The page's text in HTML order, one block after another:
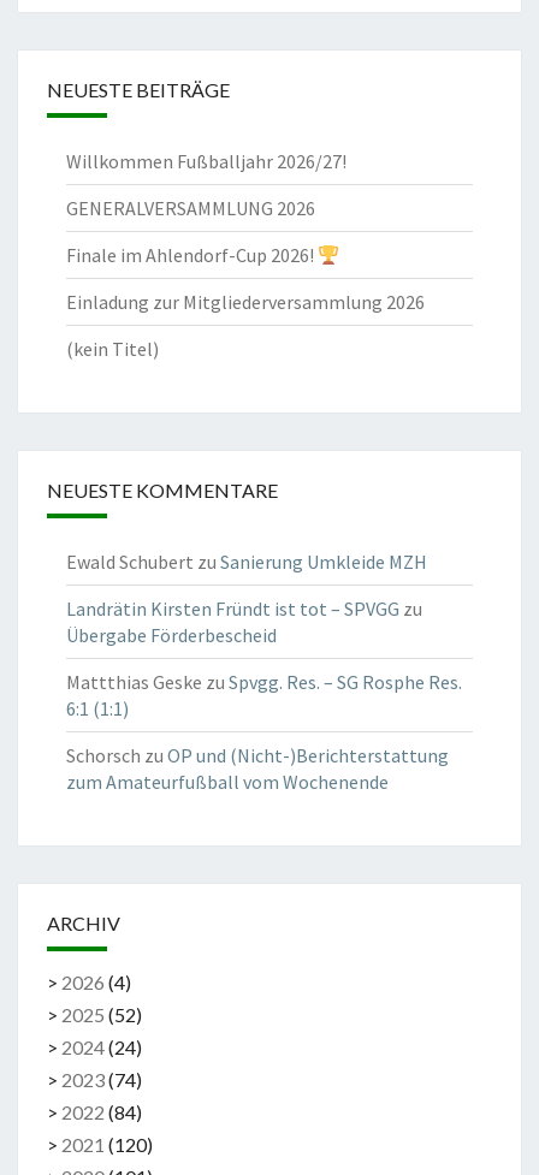
NEUESTE BEITRÄGE
Willkommen Fußballjahr 2026/27!
GENERALVERSAMMLUNG 2026
Finale im Ahlendorf-Cup 2026!
Einladung zur Mitgliederversammlung 2026
(kein Titel)
NEUESTE KOMMENTARE
Ewald Schubert zu Sanierung Umkleide MZH
Landrätin Kirsten Fründt ist tot – SPVGG zu
Übergabe Förderbescheid
Mattthias Geske zu Spvgg. Res. – SG Rosphe Res.
6:1 (1:1)
Schorsch zu OP und (Nicht-)Berichterstattung
zum Amateurfußball vom Wochenende
ARCHIV
> 2026 (4)
> 2025 (52)
> 2024(24)
> 2023(74)
> 2022 (84)
> 2021 (120)